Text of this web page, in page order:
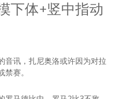
下体+竖中指动
音讯，扎尼奥洛或许因为对拉
赛。